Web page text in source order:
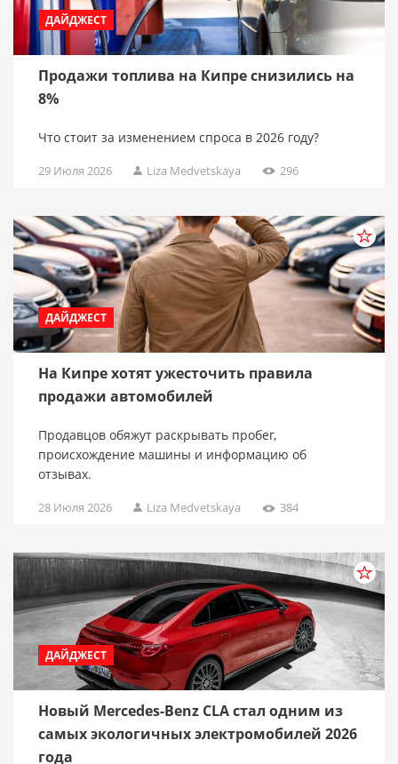
ДАЙДЖЕСТ
Продажи топлива на Кипре снизились на
8%
Что стоит за изменением спроса в 2026 году?
29 Июля 2026 Liza Medvetskaya 296
ДАЙДЖЕСТ
На Кипре хотят ужесточить правила
продажи автомобилей
Продавцов обяжут раскрывать пробег,
происхождение машины и информацию об
отзывах.
28 Июля 2026 Liza Medvetskaya 384
ДАЙДЖЕСТ
Новый Mercedes-Benz CLA стал одним из
самых экологичных электромобилей 2026
года